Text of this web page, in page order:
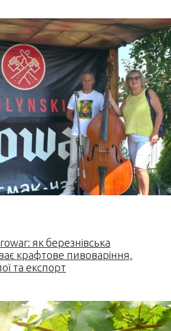
як березнівська
крафтове пивоваріння,
та експорт